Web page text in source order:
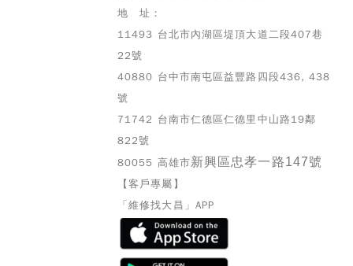
地 址：
11493 台北市內湖區堤頂大道二段407巷
22號
40880 台中市南屯區益豐路四段436, 438
號
71742 台南市仁德區仁德里中山路19鄰
822號
80055 高雄市新興區忠孝一路147號
【客戶專屬】
「維修找大昌」APP